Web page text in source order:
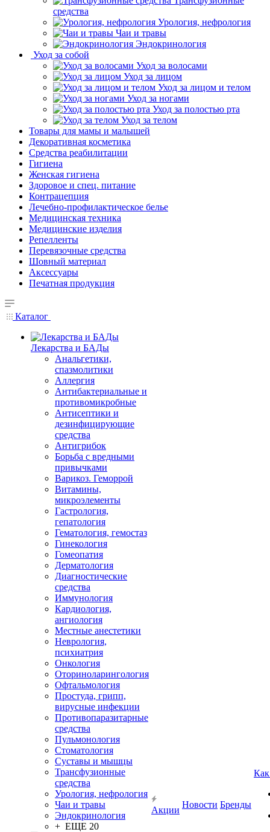
средства
Урология, нефрология
Чаи и травы
Эндокринология
Уход за собой
Уход за волосами
Уход за лицом
Уход за лицом и телом
Уход за ногами
Уход за полостью рта
Уход за телом
Товары для мамы и малышей
Декоративная косметика
Средства реабилитации
Гигиена
Женская гигиена
Здоровое и спец. питание
Контрацепция
Лечебно-профилактическое белье
Медицинская техника
Медицинские изделия
Репелленты
Перевязочные средства
Шовный материал
Аксессуары
Печатная продукция
Каталог
Лекарства и БАДы
Анальгетики,
спазмолитики
Аллергия
Антибактериальные и
противомикробные
Антисептики и
дезинфицирующие
средства
Антигрибок
Борьба с вредными
привычками
Варикоз. Геморрой
Витамины,
микроэлементы
Гастрология,
гепатология
Гематология, гемостаз
Гинекология
Гомеопатия
Дерматология
Диагностические
средства
Иммунология
Кардиология,
ангиология
Местные анестетики
Неврология,
психиатрия
Онкология
Оториноларингология
Офтальмология
Простуда, грипп,
вирусные инфекции
Противопаразитарные
средства
Пульмонология
Стоматология
Суставы и мышцы
Трансфузионные
средства
Урология, нефрология
Чаи и травы
Эндокринология
+ ЕЩЕ 20
Акции
Новости Бренды